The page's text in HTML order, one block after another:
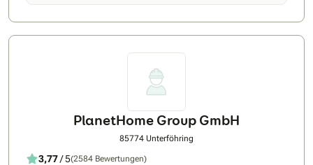
PlanetHome Group GmbH
85774 Unterföhring
3,77/ 5(2584 Bewertungen)